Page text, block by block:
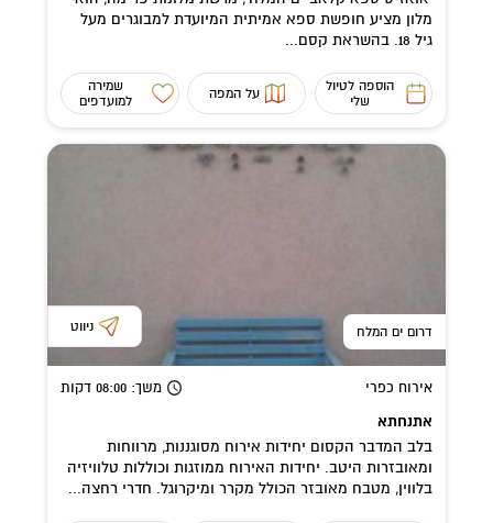
מלון מציע חופשת ספא אמיתית המיועדת למבוגרים מעל
גיל 18. בהשראת קסם...
הוספה לטיול
שלי
על המפה
שמירה
למועדפים
דרום ים המלח ניווט
אירוח כפרי משך: 08:00 דקות
אתנחתא
בלב המדבר הקסום יחידות אירוח מסוגננות, מרווחות
ומאובזרות היטב. יחידות האירוח ממוזגות וכוללות טלוויזיה
בלווין, מטבח מאובזר הכולל מקרר ומיקרוגל. חדרי רחצה...